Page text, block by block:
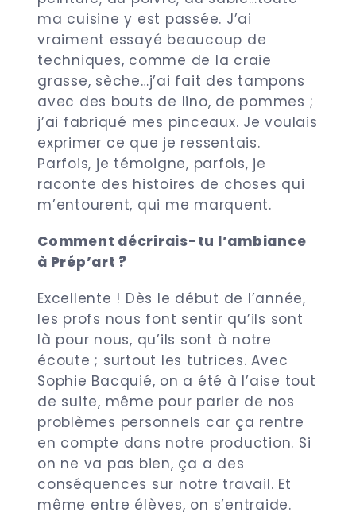
ma cuisine y est passée. J’ai
vraiment essayé beaucoup de
techniques, comme de la craie
grasse, sèche…j’ai fait des tampons
avec des bouts de lino, de pommes ;
j’ai fabriqué mes pinceaux. Je voulais
exprimer ce que je ressentais.
Parfois, je témoigne, parfois, je
raconte des histoires de choses qui
m’entourent, qui me marquent.
Comment décrirais-tu l’ambiance
à Prép’art ?
Excellente ! Dès le début de l’année,
les profs nous font sentir qu’ils sont
là pour nous, qu’ils sont à notre
écoute ; surtout les tutrices. Avec
Sophie Bacquié, on a été à l’aise tout
de suite, même pour parler de nos
problèmes personnels car ça rentre
en compte dans notre production. Si
on ne va pas bien, ça a des
conséquences sur notre travail. Et
même entre élèves, on s’entraide.